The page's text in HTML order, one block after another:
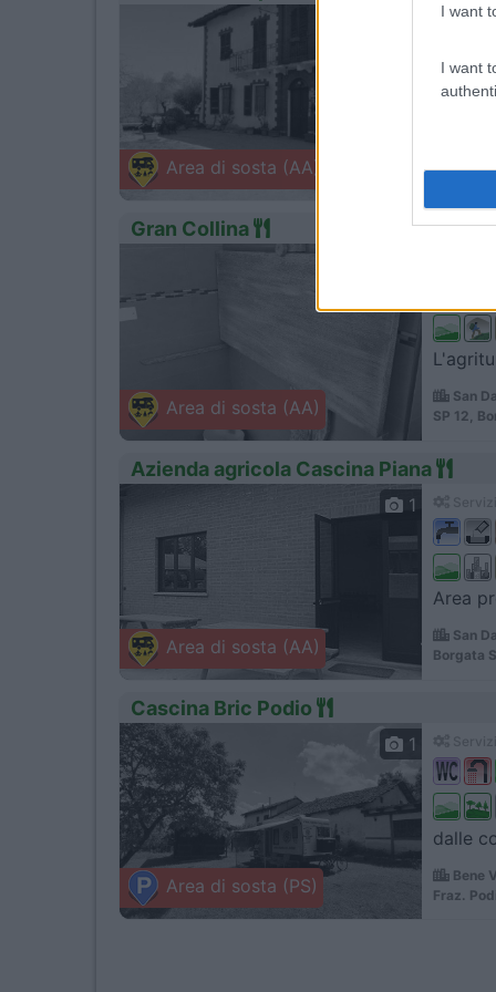
I want
I want
Area di sosta (AA)
Gran Collina
Area di sosta (AA)
San
SP 12,
Azienda agricola Cascina Piana
Area di sosta (AA)
1
Area
San
Borgata
Cascina Bric Podio
Area di sosta (PS)
1
dalle
Bene
Fraz.